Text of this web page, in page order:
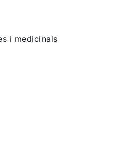
i medicinals